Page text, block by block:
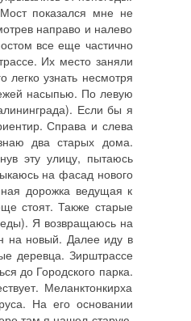
показался мне не
направо и налево
все еще частично
Их место заняли
узнать несмотря
насыпью. По левую
Если бы я
Справа и слева
два старых дома.
эту улицу, пытаюсь
на фасад нового
дорожка ведущая к
стоят. Также старые
Я возвращаюсь на
на новый. Далее иду в
деревца. Зирштрассе
до Городского парка.
Меланктонкирха
На его основании